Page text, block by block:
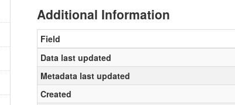
Additional Information
Field
Data last updated
Metadata last updated
Created